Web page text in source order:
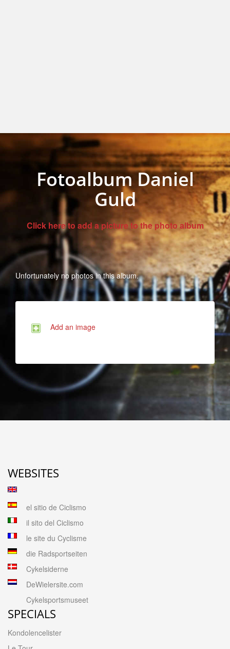
Fotoalbum Daniel
Guld
Click here to add a picture to the photo album
Unfortunately no photos in this album.
Add an image
WEBSITES
el sitio de Ciclismo
il sito del Ciclismo
le site du Cyclisme
die Radsportseiten
Cykelsiderne
DeWielersite.com
Cykelsportsmuseet
SPECIALS
Kondolencelister